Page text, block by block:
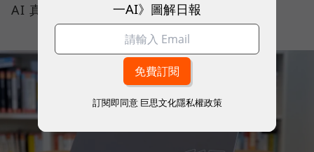
AI 真正流暢地融入日常工作流程。
一AI》圖解日報
訂閱即同意 巨思文化隱私權政策